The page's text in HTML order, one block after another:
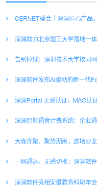
CERNET盛会｜深澜匠心产品
深澜助力北京理工大学落地一
告别掉线：深圳技术大学校园
深澜软件发布AI驱动的新一代
深澜Portal 无感认证，MAC认
深澜智能语音计费系统：企业
大咖齐聚、聚势湖南，这场沙
一网通达，无感切换：深澜软
深澜软件亮相安徽教育科研年会